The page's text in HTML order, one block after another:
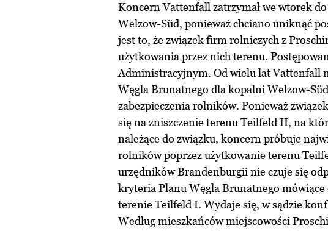
Koncern Vattenfall zatrzymał we wtorek
Welzow-Süd, ponieważ chciano uniknąć
jest to, że związek firm rolniczych z
użytkowania przez nich terenu.
Administracyjnym. Od wielu lat Vattenfall
Węgla Brunatnego dla kopalni Welzow-
zabezpieczenia rolników. Ponieważ
się na zniszczenie terenu Teilfeld II, na
należące do związku, koncern próbuje
rolników poprzez użytkowanie terenu
urzędników Brandenburgii nie czuje się
kryteria Planu Węgla Brunatnego
terenie Teilfeld I. Wydaje się, w sądzie
Według mieszkańców miejscowości